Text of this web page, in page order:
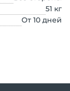
51 кг
От 10 дней